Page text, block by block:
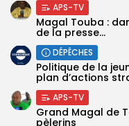
APS-TV
Magal Touba :
de la presse...
DÉPÊCHES
Politique de la
plan d’actions
APS-TV
Grand Magal de
pèlerins